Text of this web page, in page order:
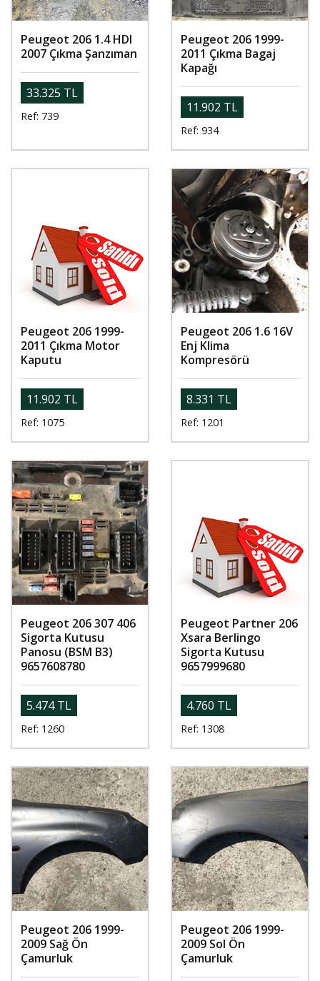
Peugeot 206 1.4 HDI
2007 Çıkma Şanzıman
33.325 TL
Ref: 739
Peugeot 206 1999-
2011 Çıkma Bagaj
Kapağı
11.902 TL
Ref: 934
Peugeot 206 1999-
2011 Çıkma Motor
Kaputu
11.902 TL
Ref: 1075
Peugeot 206 1.6 16V
Enj Klima
Kompresörü
8.331 TL
Ref: 1201
Peugeot 206 307 406
Sigorta Kutusu
Panosu (BSM B3)
9657608780
5.474 TL
Ref: 1260
Peugeot Partner 206
Xsara Berlingo
Sigorta Kutusu
9657999680
4.760 TL
Ref: 1308
Peugeot 206 1999-
2009 Sağ Ön
Çamurluk
Peugeot 206 1999-
2009 Sol Ön
Çamurluk